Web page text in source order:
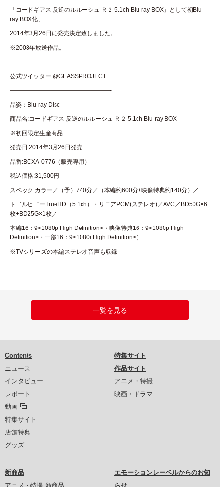
「コードギアス 反逆のルルーシュ Ｒ２ 5.1ch Blu-ray BOX」として初Blu-
ray BOX化、
2014年3月26日に発売決定致しました。
※2008年放送作品。
—————————————————-
公式ツイッター @GEASSPROJECT
—————————————————-
品姿：Blu-ray Disc
商品名:コードギアス 反逆のルルーシュ Ｒ２ 5.1ch Blu-ray BOX
※初回限定生産商品
発売日:2014年3月26日発売
品番:BCXA-0776（販売専用）
税込価格:31,500円
スペック:カラー／（予）740分／（本編約600分+映像特典約140分）／
ト゛ルヒ゛ーTrueHD（5.1ch）・リニアPCM(ステレオ)／AVC／BD50G×6
枚+BD25G×1枚／
本編16：9<1080p High Definition>・映像特典16：9<1080p High
Definition>・一部16：9<1080i High Definition>）
※TVシリーズの本編ステレオ音声も収録
—————————————————-
一覧を見る
Contents
ニュース
インタビュー
レポート
動画
特集サイト
店舗特典
グッズ
特集サイト
作品サイト
アニメ・特撮
映画・ドラマ
新商品
アニメ・特撮 新商品
エモーションレーベルからのお知
らせ